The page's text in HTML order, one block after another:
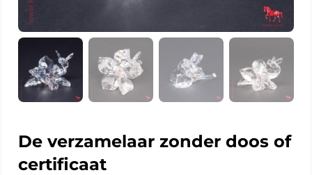
De verzamelaar zonder doos of
certificaat